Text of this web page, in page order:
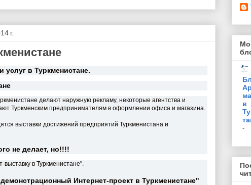
г.
услуг в Туркменистане.
делают наружную рекламу, некоторые агентства и
Туркменским предпринимателям в оформлении офиса и магазина.
выставки достижений предприятий Туркменистана и
не делает, но!!!!
в Туркменистане".
Интернет-проект в Туркменистане"
в
-